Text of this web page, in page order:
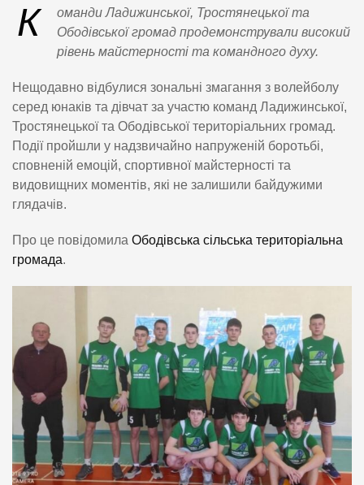
К
оманди Ладижинської, Тростянецької та
Ободівської громад продемонстрували високий
рівень майстерності та командного духу.
Нещодавно відбулися зональні змагання з волейболу
серед юнаків та дівчат за участю команд Ладижинської,
Тростянецької та Ободівської територіальних громад.
Події пройшли у надзвичайно напруженій боротьбі,
сповненій емоцій, спортивної майстерності та
видовищних моментів, які не залишили байдужими
глядачів.
Про це повідомила Ободівська сільська територіальна
громада.